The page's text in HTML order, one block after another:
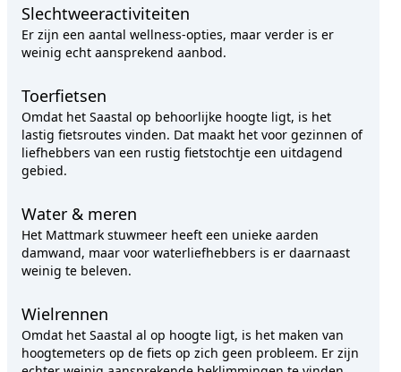
Slechtweeractiviteiten
Er zijn een aantal wellness-opties, maar verder is er
weinig echt aansprekend aanbod.
Toerfietsen
Omdat het Saastal op behoorlijke hoogte ligt, is het
lastig fietsroutes vinden. Dat maakt het voor gezinnen of
liefhebbers van een rustig fietstochtje een uitdagend
gebied.
Water & meren
Het Mattmark stuwmeer heeft een unieke aarden
damwand, maar voor waterliefhebbers is er daarnaast
weinig te beleven.
Wielrennen
Omdat het Saastal al op hoogte ligt, is het maken van
hoogtemeters op de fiets op zich geen probleem. Er zijn